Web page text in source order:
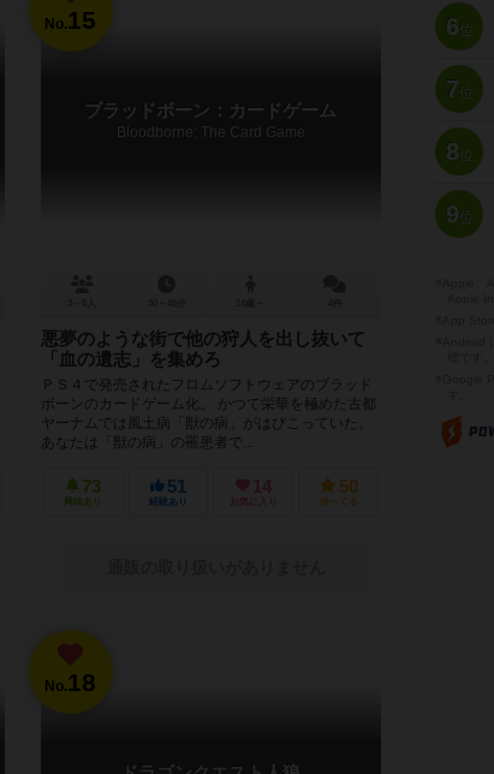
No.15
ブラッドボーン：カードゲーム
Bloodborne: The Card Game
悪夢のような街で他の狩人を出し抜いて
「血の遺志」を集めろ
ＰＳ４で発売されたフロムソフトウェアのブラッド
ボーンのカードゲーム化。 かつて栄華を極めた古都
ヤーナムでは風土病「獣の病」がはびこっていた。
あなたは「獣の病」の罹患者で...
73
興味あり
51
経験あり
14
お気に入り
50
持ってる
No.18
6位
7位
8位
9位